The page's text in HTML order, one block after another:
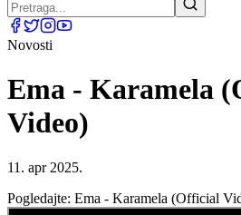
Novosti
Ema - Karamela
Video)
11. apr 2025.
Pogledajte: Ema - Karamela (Official